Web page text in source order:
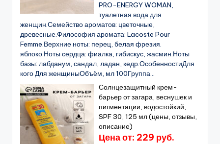
PRO-ENERGY WOMAN,
туалетная вода для
женщин.Семейство ароматов: цветочные,
древесные.Философия аромата: Lacoste Pour
Femme.Верхние ноты: перец, белая фрезия.
яблоко.Ноты сердца: фиалка, гибискус, жасмин.Ноты
базы: лабданум, сандал, ладан, кедр.ОсобенностиДля
кого Для женщиныОбъём, мл 100Группа...
Солнцезащитный крем-
барьер от загара, веснушек и
пигментации, водостойкий,
SPF 30, 125 мл (цены, отзывы,
описание)
Цена от: 229 руб.